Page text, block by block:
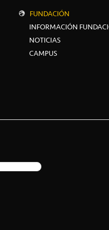
FUNDACIÓN
INFORMACIÓN
NOTICIAS
CAMPUS